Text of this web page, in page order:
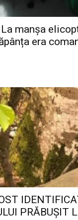
La manșa
era
PRĂBUȘIT